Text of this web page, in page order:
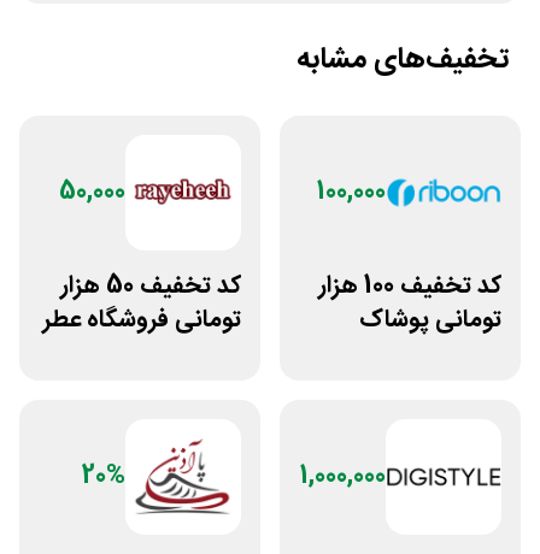
تخفیف‌های مشابه
100,000
کد تخفیف 100 هزار
تومانی پوشاک
50,000
کد تخفیف 50 هزار
تومانی فروشگاه عطر
1,000,000
20%